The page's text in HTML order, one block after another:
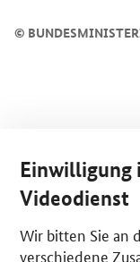
©
Einwilligung
Videodienst
Wir bitten Sie an
verschiedene